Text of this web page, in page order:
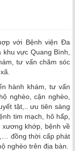
với Bệnh viện Đa
khu vực Quang Bình,
tư vấn chăm sóc
hành khám, tư vấn
nghèo, cận nghèo,
tật,.. ưu tiên sàng
tim mạch, hô hấp,
khớp, bệnh về
đồng thời cấp phát
nghèo trên địa bàn.